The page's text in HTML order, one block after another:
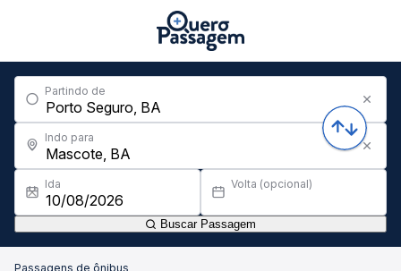
Partindo de
Indo para
Ida Volta (opcional)
Buscar Passagem
Passagens de ônibus